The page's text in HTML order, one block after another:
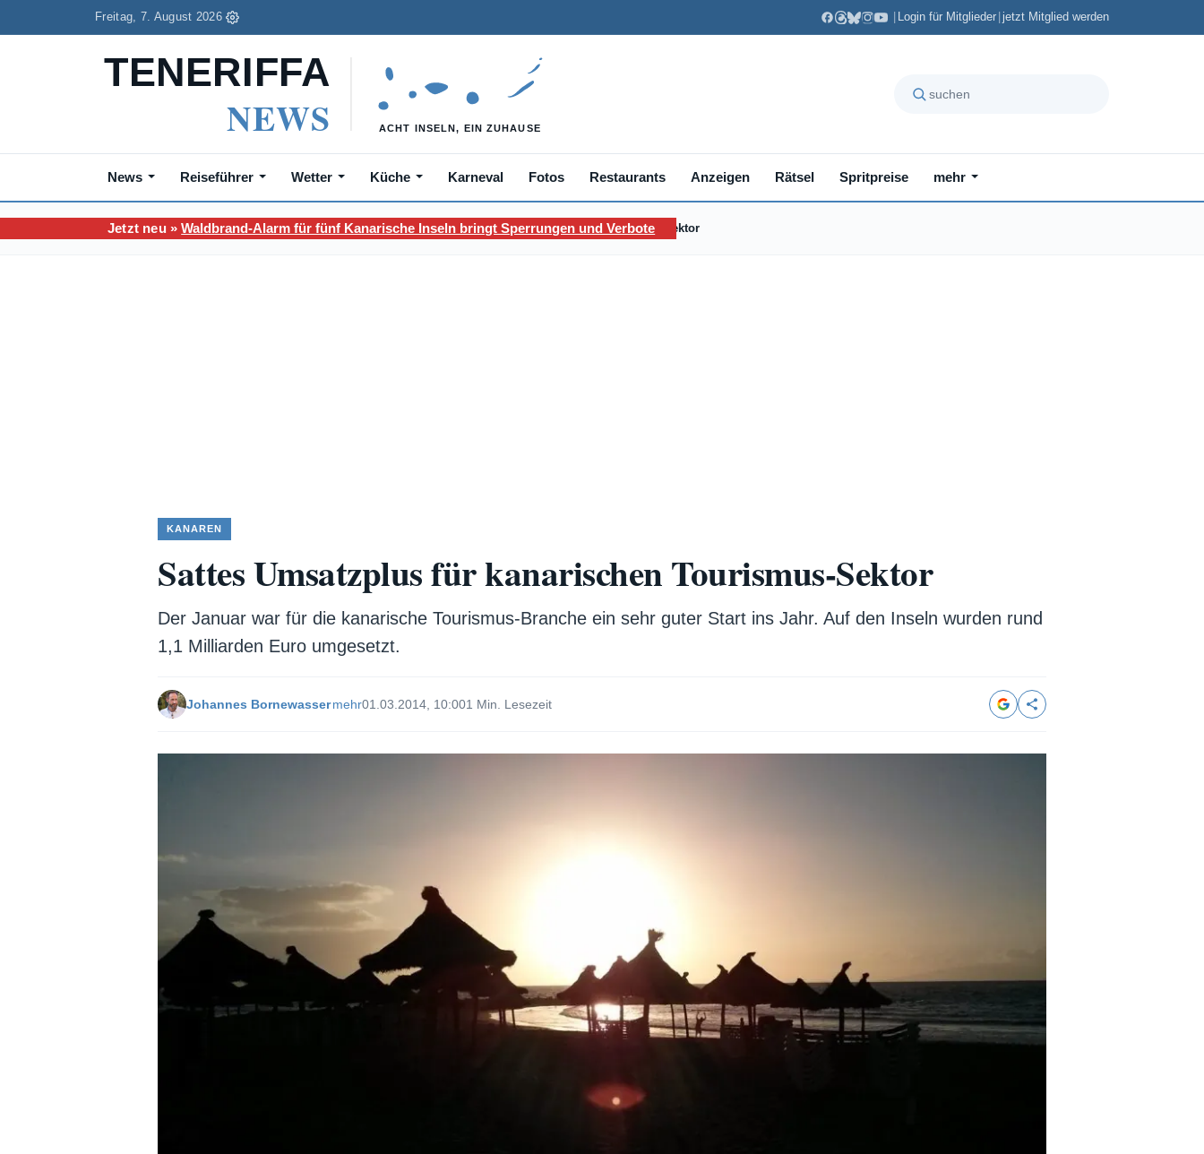
Freitag, 7. August 2026 Login für Mitglieder jetzt Mitglied werden
News Reiseführer Wetter Küche Karneval Fotos Restaurants Anzeigen Rätsel Spritpreise mehr
Sie sind hier: Teneriffa News / Aktuelles Kanaren News / Sattes Umsatzplus für kanarischen Tourismus-Sektor
Jetzt neu » Waldbrand-Alarm für fünf Kanarische Inseln bringt Sperrungen und Verbote
KANAREN
Sattes Umsatzplus für kanarischen Tourismus-Sektor
Der Januar war für die kanarische Tourismus-Branche ein sehr guter Start ins Jahr. Auf den Inseln wurden rund
1,1 Milliarden Euro umgesetzt.
Johannes Bornewassermehr01.03.2014, 10:001 Min. Lesezeit